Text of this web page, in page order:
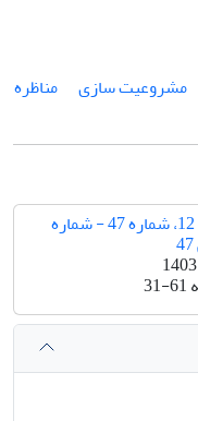
مشروعیت سازی
مناظره
دوره 12، شماره 47 - شماره
31-61